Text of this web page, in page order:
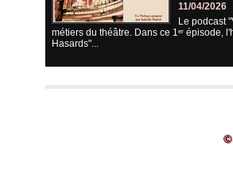
11/04/2026
Le podcast
métiers du théâtre. Dans ce 1ᵉʳ épisode,
Hasards"...
©